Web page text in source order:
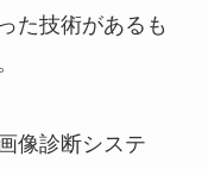
た技術があるも
像診断システ